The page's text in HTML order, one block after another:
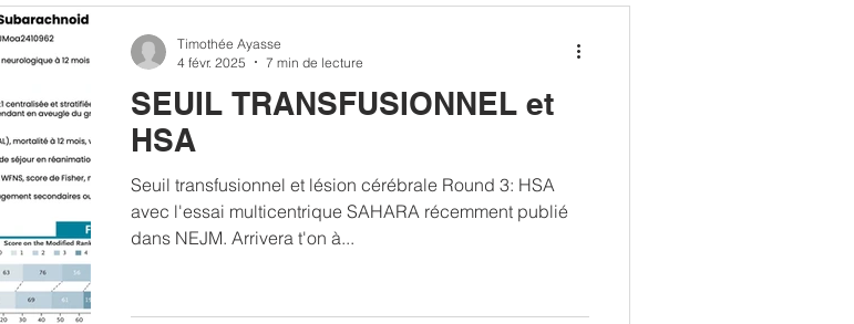
SEUIL TRANSFUSIONNEL et
HSA
Seuil transfusionnel et lésion cérébrale Round 3: HSA
avec l'essai multicentrique SAHARA récemment publié
dans NEJM. Arrivera t'on à...
Timothée Ayasse
4 févr. 2025
7 min de lecture